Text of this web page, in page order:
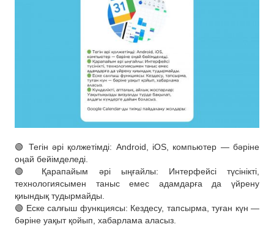
🟢 Тегін әрі қолжетімді: Android, iOS, компьютер — бәріне
оңай бейімделеді.
🟢 Қарапайым әрі ыңғайлы: Интерфейсі түсінікті,
технологиясымен таныс емес адамдарға да үйрену
қиындық тудырмайды.
🟢 Еске салғыш функциясы: Кездесу, тапсырма, туған күн —
бәріне уақыт қойып, хабарлама аласыз.